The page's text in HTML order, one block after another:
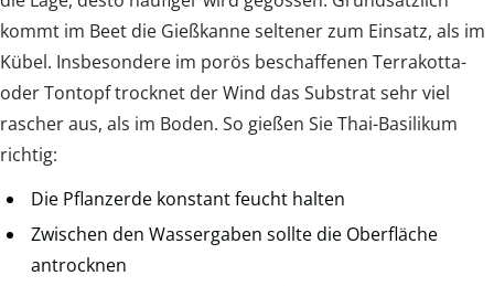
kommt im Beet die Gießkanne seltener zum Einsatz, als im
Kübel. Insbesondere im porös beschaffenen Terrakotta-
oder Tontopf trocknet der Wind das Substrat sehr viel
rascher aus, als im Boden. So gießen Sie Thai-Basilikum
richtig:
Die Pflanzerde konstant feucht halten
Zwischen den Wassergaben sollte die Oberfläche
antrocknen